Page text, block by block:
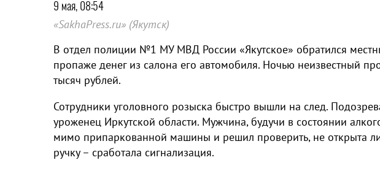
9 мая, 08:54
«SakhaPress.ru» (Якутск)
В отдел полиции №1 МУ МВД России «Якутское» обратился
пропаже денег из салона его автомобиля. Ночью неизвестный
тысяч рублей.
Сотрудники уголовного розыска быстро вышли на след.
уроженец Иркутской области. Мужчина, будучи в состоянии
мимо припаркованной машины и решил проверить, не открыта
ручку – сработала сигнализация.